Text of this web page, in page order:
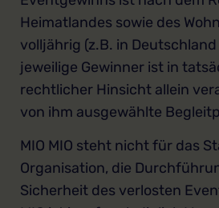
Heimatlandes sowie des
volljährig (z.B. in Deutschland
jeweilige Gewinner ist in
rechtlicher Hinsicht allein
von ihm ausgewählte
MIO MIO steht nicht für das
Organisation, die
Sicherheit des verlosten